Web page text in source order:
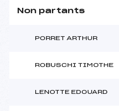
Non partants
PORRET ARTHUR
ROBUSCHI TIMOTHE
LENOTTE EDOUARD